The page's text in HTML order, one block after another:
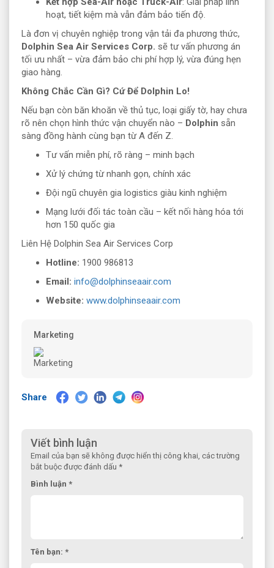
hoạt, tiết kiệm mà vẫn đảm bảo tiến độ.
Là đơn vị chuyên nghiệp trong vận tải đa phương thức,
Dolphin Sea Air Services Corp. sẽ tư vấn phương án
tối ưu nhất – vừa đảm bảo chi phí hợp lý, vừa đúng hẹn
giao hàng.
Không Chắc Cần Gì? Cứ Để Dolphin Lo!
Nếu bạn còn băn khoăn về thủ tục, loại giấy tờ, hay chưa
rõ nên chọn hình thức vận chuyển nào – Dolphin sẵn
sàng đồng hành cùng bạn từ A đến Z.
Tư vấn miễn phí, rõ ràng – minh bạch
Xử lý chứng từ nhanh gọn, chính xác
Đội ngũ chuyên gia logistics giàu kinh nghiệm
Mạng lưới đối tác toàn cầu – kết nối hàng hóa tới
hơn 150 quốc gia
Liên Hệ Dolphin Sea Air Services Corp
Hotline: 1900 986813
Email: info@dolphinseaair.com
Website: www.dolphinseaair.com
Marketing
Share
Viết bình luận
Email của bạn sẽ không được hiển thị công khai, các trường
bắt buộc được đánh dấu *
Bình luận *
Tên bạn: *